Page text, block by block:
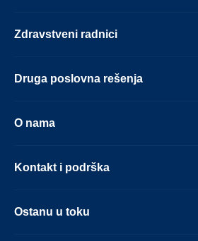
Zdravstveni radnici
Druga poslovna rešenja
O nama
Kontakt i podrška
Ostanu u toku